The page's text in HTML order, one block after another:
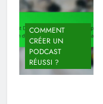
COMMENT
CRÉER UN
PODCAST
RÉUSSI ?